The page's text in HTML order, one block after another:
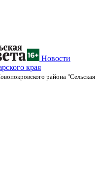
Новости
края
района "Сельская